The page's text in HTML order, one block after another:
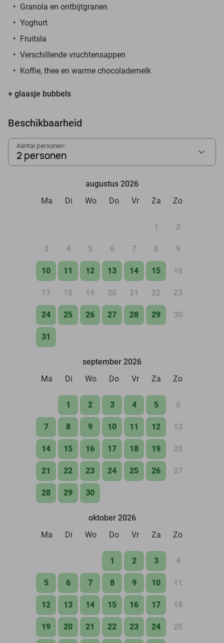
Granola en ontbijtgranen
Yoghurt
Fruitsla
Verschillende vruchtensappen
Koffie, thee en warme chocolademelk
+ glaasje bubbels
Beschikbaarheid
Aantal personen:
2 personen
augustus 2026
Ma
Di Wo Do Vr Za Zo
1 2
3 4 5 6 7 8 9
10 11 12 13 14 15 16
17 18 19 20 21 22 23
24 25 26 27 28 29 30
31
september 2026
Ma
Di Wo Do Vr Za Zo
1 2 3 4 5 6
7 8 9 10 11 12 13
14 15 16 17 18 19 20
21 22 23 24 25 26 27
28 29 30
oktober 2026
Ma
Di Wo Do Vr Za Zo
1 2 3 4
5 6 7 8 9 10 11
12 13 14 15 16 17 18
19 20 21 22 23 24 25